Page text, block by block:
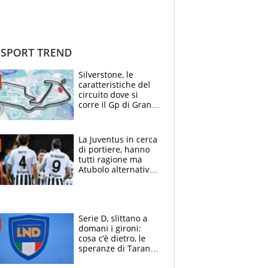
SPORT TREND
Silverstone, le
caratteristiche del
circuito dove si
corre il Gp di Gran
La Juventus in cerca
di portiere, hanno
tutti ragione ma
Atubolo alternativa
Serie D, slittano a
domani i gironi:
cosa c’è dietro, le
speranze di Taranto